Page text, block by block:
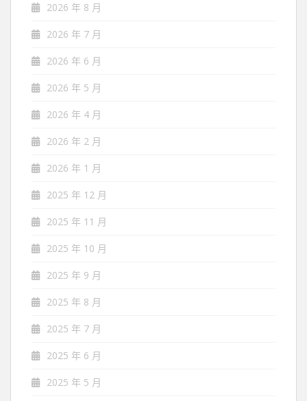
2026 年 8 月
2026 年 7 月
2026 年 6 月
2026 年 5 月
2026 年 4 月
2026 年 2 月
2026 年 1 月
2025 年 12 月
2025 年 11 月
2025 年 10 月
2025 年 9 月
2025 年 8 月
2025 年 7 月
2025 年 6 月
2025 年 5 月